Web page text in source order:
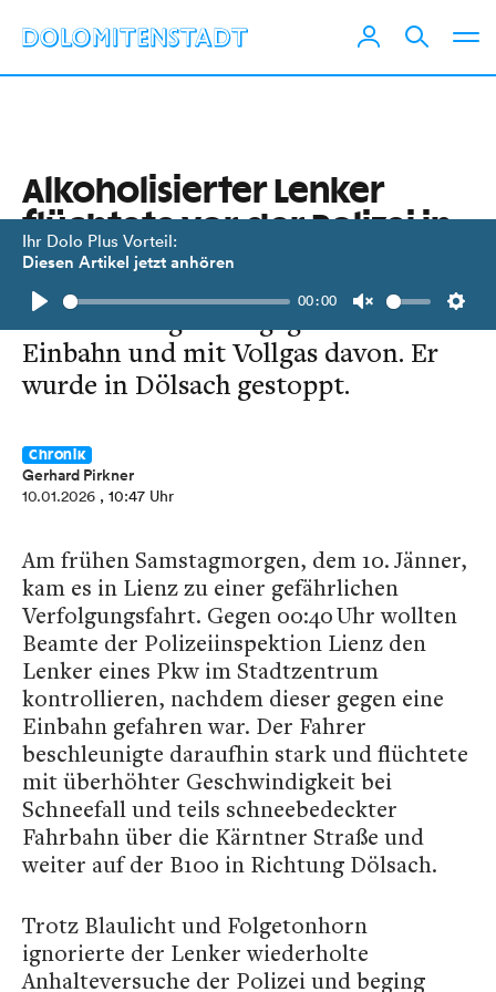
Ihr Dolo Plus Vorteil:
Diesen Artikel jetzt anhören
Play
00:00
Unmute
Alkoholisierter Lenker
flüchtete vor der Polizei in
Lienz
Der 20-Jährige fuhr gegen die
Einbahn und mit Vollgas davon. Er
wurde in Dölsach gestoppt.
Chronik
Gerhard Pirkner
10.01.2026 , 10:47 Uhr
Am frühen Samstagmorgen, dem 10. Jänner,
kam es in Lienz zu einer gefährlichen
Verfolgungsfahrt. Gegen 00:40 Uhr wollten
Beamte der Polizeiinspektion Lienz den
Lenker eines Pkw im Stadtzentrum
kontrollieren, nachdem dieser gegen eine
Einbahn gefahren war. Der Fahrer
beschleunigte daraufhin stark und flüchtete
mit überhöhter Geschwindigkeit bei
Schneefall und teils schneebedeckter
Fahrbahn über die Kärntner Straße und
weiter auf der B100 in Richtung Dölsach.
Trotz Blaulicht und Folgetonhorn
ignorierte der Lenker wiederholte
Anhalteversuche der Polizei und beging